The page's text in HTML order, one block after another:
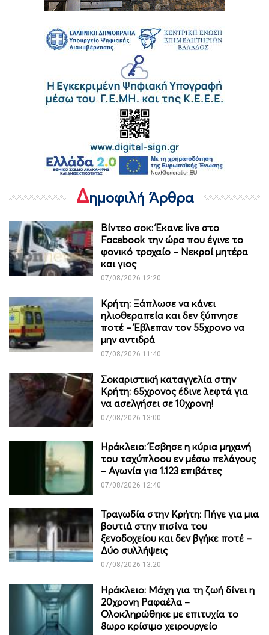
Δημοφιλή Άρθρα
Βίντεο σοκ: Έκανε live στο
Facebook την ώρα που έγινε το
φονικό τροχαίο – Νεκροί μητέρα
και γιος
07/08/2026 12:20
Κρήτη: Ξάπλωσε να κάνει
ηλιοθεραπεία και δεν ξύπνησε
ποτέ – Έβλεπαν τον 55χρονο να
μην αντιδρά
07/08/2026 11:40
Σοκαριστική καταγγελία στην
Κρήτη: 65χρονος έδινε λεφτά για
να ασελγήσει σε 10χρονη!
07/08/2026 13:00
Ηράκλειο: Έσβησε η κύρια μηχανή
του ταχύπλοου εν μέσω πελάγους
– Αγωνία για 1.123 επιβάτες
07/08/2026 12:40
Τραγωδία στην Κρήτη: Πήγε για μια
βουτιά στην πισίνα του
ξενοδοχείου και δεν βγήκε ποτέ –
Δύο συλλήψεις
07/08/2026 13:20
Ηράκλειο: Μάχη για τη ζωή δίνει η
20χρονη Ραφαέλα –
Ολοκληρώθηκε με επιτυχία το
8ωρο κρίσιμο χειρουργείο